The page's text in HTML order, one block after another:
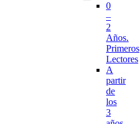
0
–
2
Años.
Primeros
Lectores
A
partir
de
los
3